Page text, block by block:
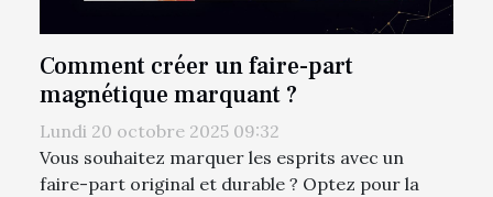
Comment créer un faire-part
magnétique marquant ?
Lundi 20 octobre 2025 09:32
Vous souhaitez marquer les esprits avec un
faire-part original et durable ? Optez pour la